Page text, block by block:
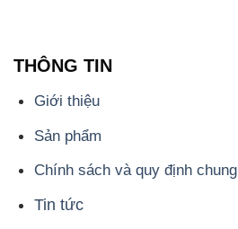
THÔNG TIN
Giới thiệu
Sản phẩm
Chính sách và quy định chung
Tin tức